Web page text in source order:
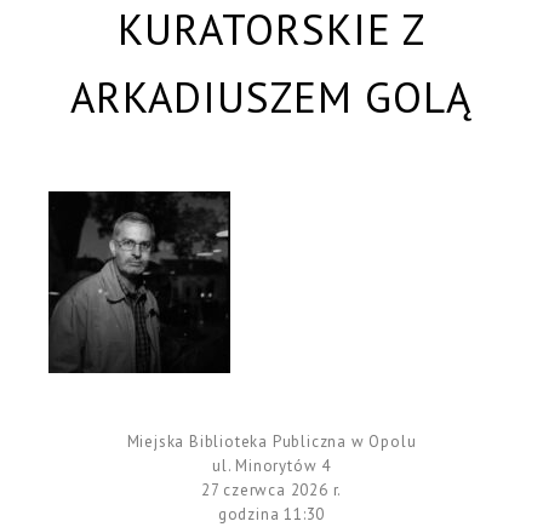
KURATORSKIE Z
ARKADIUSZEM GOLĄ
Miejska Biblioteka Publiczna w Opolu
ul. Minorytów 4
27 czerwca 2026 r.
godzina 11:30